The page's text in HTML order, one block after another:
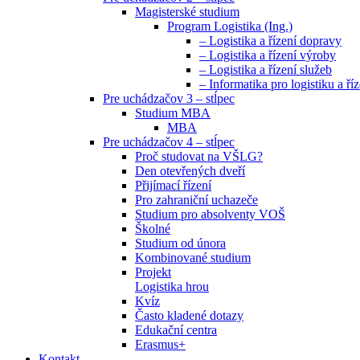
Magisterské studium
Program Logistika (Ing.)
– Logistika a řízení dopravy
– Logistika a řízení výroby
– Logistika a řízení služeb
– Informatika pro logistiku a
Pre uchádzačov 3 – stĺpec
Studium MBA
MBA
Pre uchádzačov 4 – stĺpec
Proč studovat na VŠLG?
Den otevřených dveří
Přijímací řízení
Pro zahraniční uchazeče
Studium pro absolventy VOŠ
Školné
Studium od února
Kombinované studium
Projekt
Logistika hrou
Kvíz
Často kladené dotazy
Edukační centra
Erasmus+